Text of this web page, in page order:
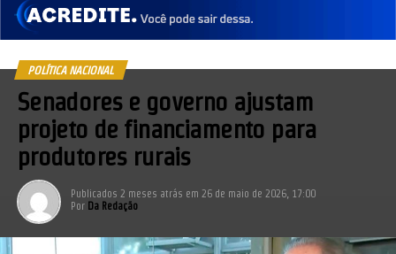
POLÍTICA NACIONAL
Senadores e governo ajustam
projeto de financiamento para
produtores rurais
Publicados 2 meses atrás em 26 de maio de 2026, 17:00
Por Da Redação